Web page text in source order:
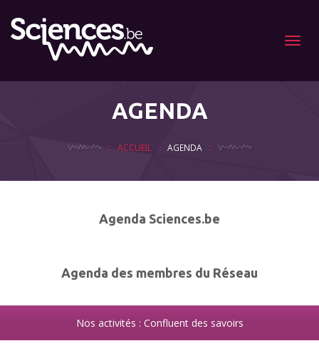
Menu
AGENDA
ACCUEIL AGENDA
Agenda Sciences.be
Agenda des membres du Réseau
Nos activités : Confluent des savoirs